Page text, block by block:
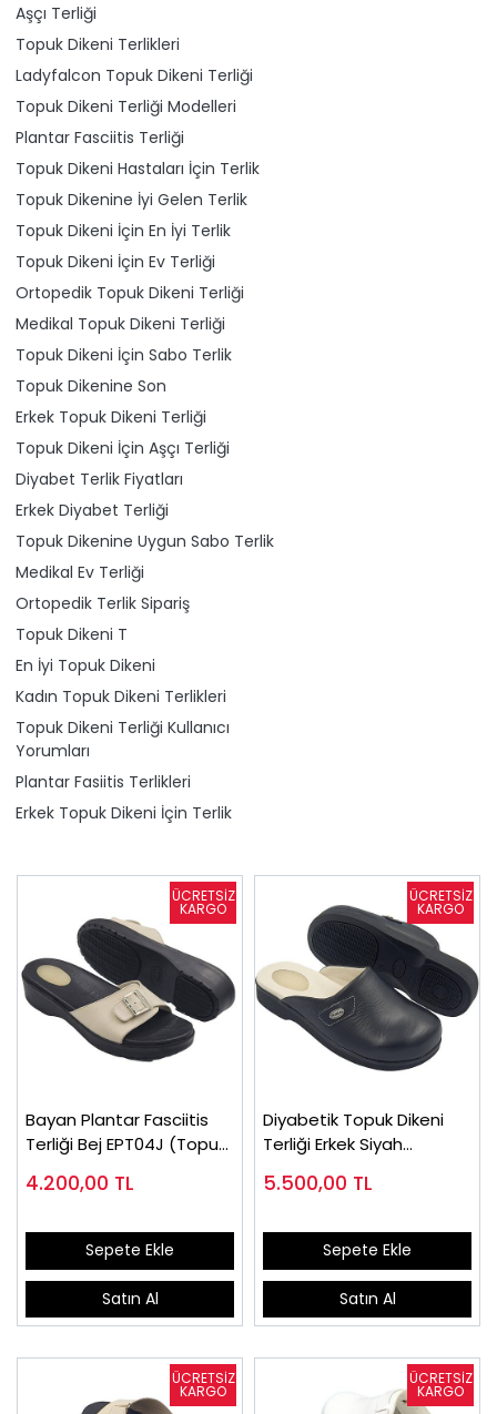
Aşçı Terliği
Topuk Dikeni Terlikleri
Ladyfalcon Topuk Dikeni Terliği
Topuk Dikeni Terliği Modelleri
Plantar Fasciitis Terliği
Topuk Dikeni Hastaları İçin Terlik
Topuk Dikenine İyi Gelen Terlik
Topuk Dikeni İçin En İyi Terlik
Topuk Dikeni İçin Ev Terliği
Ortopedik Topuk Dikeni Terliği
Medikal Topuk Dikeni Terliği
Topuk Dikeni İçin Sabo Terlik
Topuk Dikenine Son
Erkek Topuk Dikeni Terliği
Topuk Dikeni İçin Aşçı Terliği
Diyabet Terlik Fiyatları
Erkek Diyabet Terliği
Topuk Dikenine Uygun Sabo Terlik
Medikal Ev Terliği
Ortopedik Terlik Sipariş
Topuk Dikeni T
En İyi Topuk Dikeni
Kadın Topuk Dikeni Terlikleri
Topuk Dikeni Terliği Kullanıcı
Yorumları
Plantar Fasiitis Terlikleri
Erkek Topuk Dikeni İçin Terlik
Bayan Plantar Fasciitis
Terliği Bej EPT04J (Topuk
4.200,00 TL
Sepete Ekle
Satın Al
Diyabetik Topuk Dikeni
Terliği Erkek Siyah
5.500,00 TL
Sepete Ekle
Satın Al